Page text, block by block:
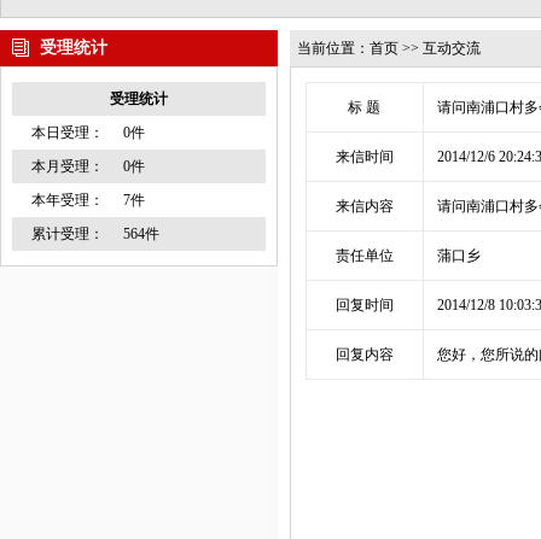
受理统计
受理统计
本日受理：
0件
本月受理：
0件
本年受理：
7件
累计受理：
564件
当前位置： 首页 >> 互动交流
标 题 请问南浦口村
来信时间 2014/12/6
来信内容 请问南浦口村
责任单位 蒲口乡
回复时间 2014/12/8
回复内容 您好，您所说